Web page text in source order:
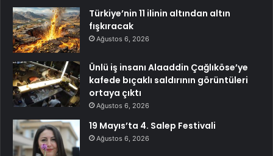
Türkiye’nin 11 ilinin altından altın
fışkıracak
Ağustos 6, 2026
Ünlü iş insanı Alaaddin Çağlıköse’ye
kafede bıçaklı saldırının görüntüleri
ortaya çıktı
Ağustos 6, 2026
19 Mayıs’ta 4. Salep Festivali
Ağustos 6, 2026